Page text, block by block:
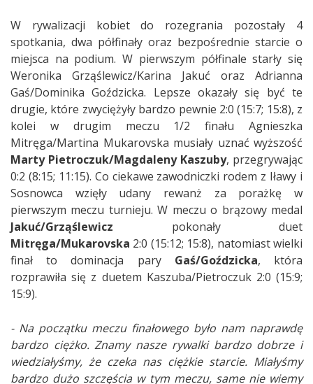
W rywalizacji kobiet do rozegrania pozostały 4
spotkania, dwa półfinały oraz bezpośrednie starcie o
miejsca na podium. W pierwszym półfinale starły się
Weronika Grząślewicz/Karina Jakuć oraz Adrianna
Gaś/Dominika Goździcka. Lepsze okazały się być te
drugie, które zwyciężyły bardzo pewnie 2:0 (15:7; 15:8), z
kolei w drugim meczu 1/2 finału Agnieszka
Mitręga/Martina Mukarovska musiały uznać wyższość
Marty Pietroczuk/Magdaleny Kaszuby, przegrywając
0:2 (8:15; 11:15). Co ciekawe zawodniczki rodem z Iławy i
Sosnowca wzięły udany rewanż za porażkę w
pierwszym meczu turnieju. W meczu o brązowy medal
Jakuć/Grząślewicz pokonały duet
Mitręga/Mukarovska 2:0 (15:12; 15:8), natomiast wielki
finał to dominacja pary Gaś/Goździcka, która
rozprawiła się z duetem Kaszuba/Pietroczuk 2:0 (15:9;
15:9).
- Na początku meczu finałowego było nam naprawdę
bardzo ciężko. Znamy nasze rywalki bardzo dobrze i
wiedziałyśmy, że czeka nas ciężkie starcie. Miałyśmy
bardzo dużo szczęścia w tym meczu, same nie wiemy